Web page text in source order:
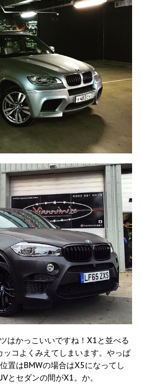
はかっこいいですね！X1と並べる
ッコよくみえてしまいます。やっぱ
置はBMWの場合はX5になってし
とセダンの間がX1。か。